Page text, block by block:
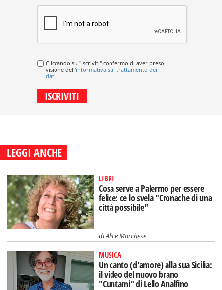
Cliccando su "Iscriviti" confermo di aver preso
visione dell'informativa sul trattamento dei
dati.
LEGGI ANCHE
LIBRI
Cosa serve a Palermo per essere
felice: ce lo svela "Cronache di una
città possibile"
diAlice Marchese
MUSICA
Un canto (d'amore) alla sua Sicilia:
il video del nuovo brano
"Cuntami" di Lello Analfino